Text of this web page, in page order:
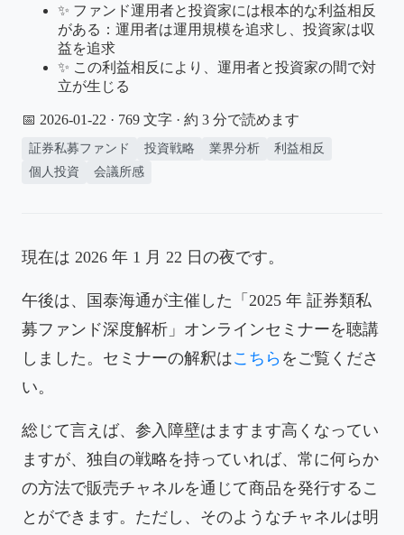
✨ ファンド運用者と投資家には根本的な利益相反
がある：運用者は運用規模を追求し、投資家は収
益を追求
✨ この利益相反により、運用者と投資家の間で対
立が生じる
📅 2026-01-22 · 769 文字 · 約 3 分で読めます
証券私募ファンド 投資戦略 業界分析
利益相反
個人投資
会議所感
現在は 2026 年 1 月 22 日の夜です。
午後は、国泰海通が主催した「2025 年 証券類私
募ファンド深度解析」オンラインセミナーを聴講
しました。セミナーの解釈はこちら をご覧くださ
い。
総じて言えば、参入障壁はますます高くなってい
ますが、独自の戦略を持っていれば、常に何らか
の方法で販売チャネルを通じて商品を発行するこ
とができます。ただし、そのようなチャネルは明